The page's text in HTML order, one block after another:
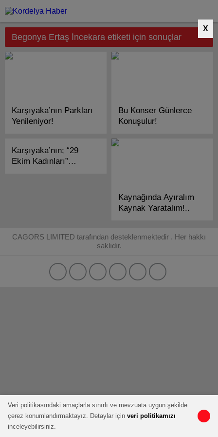
X
Begonya Ertaş İncekara etiketi için sonuçlar
Karşıyaka’nın Parkları
Yenileniyor!
Bu Konser Günlerce
Konuşulur!
Karşıyaka’nın; “29
Ekim Kadınları”
Kaynağında Ayıralım
Kaynak Yaratalım!..
CAGORS LIMITED tarafından desteklenmektedir . Her hakkı
saklıdır.
Veri politikasındaki amaçlarla sınırlı ve mevzuata uygun şekilde
çerez konumlandırmaktayız. Detaylar için veri politikamızı
inceleyebilirsiniz.